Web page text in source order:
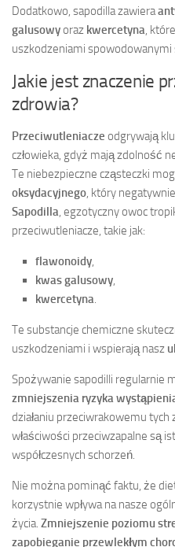
Dodatkowo, sapodilla zawiera
galusowyoraz kwercetyna,
uszkodzeniami
Jakie jest znaczenie
zdrowia?
Przeciwutleniacze odgrywają
człowieka, gdyż mają zdolność
Te niebezpieczne cząsteczki
oksydacyjnego, który
Sapodilla, egzotyczny owoc
przeciwutleniacze, takie jak:
flawonoidy,
kwas galusowy,
kwercetyna.
Te substancje chemiczne
uszkodzeniami i wspierają nasz
Spożywanie sapodilli regularnie
zmniejszenia ryzyka
działaniu przeciwrakowemu
właściwości przeciwzapalne są
współczesnych schorzeń.
Nie można pominąć faktu, że
korzystnie wpływa na nasze
życia. Zmniejszenie poziomu
zapobieganie przewlekłym